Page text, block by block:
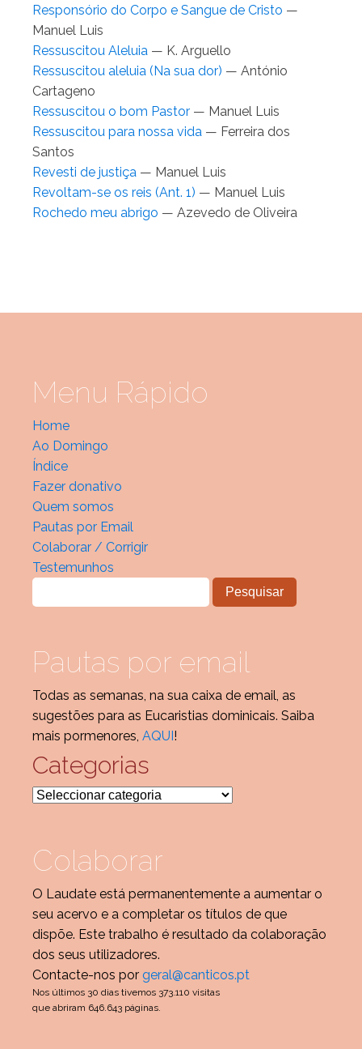
Responsório do Corpo e Sangue de Cristo —
Manuel Luis
Ressuscitou Aleluia — K. Arguello
Ressuscitou aleluia (Na sua dor) — António
Cartageno
Ressuscitou o bom Pastor — Manuel Luis
Ressuscitou para nossa vida — Ferreira dos
Santos
Revesti de justiça — Manuel Luis
Revoltam-se os reis (Ant. 1) — Manuel Luis
Rochedo meu abrigo — Azevedo de Oliveira
Menu Rápido
Home
Ao Domingo
Índice
Fazer donativo
Quem somos
Pautas por Email
Colaborar / Corrigir
Testemunhos
Pautas por email
Todas as semanas, na sua caixa de email, as
sugestões para as Eucaristias dominicais. Saiba
mais pormenores, AQUI!
Categorias
Categorias
Colaborar
O Laudate está permanentemente a aumentar o
seu acervo e a completar os títulos de que
dispõe. Este trabalho é resultado da colaboração
dos seus utilizadores.
Contacte-nos por geral@canticos.pt
Nos últimos 30 dias tivemos 373.110 visitas
que abriram 646.643 páginas.